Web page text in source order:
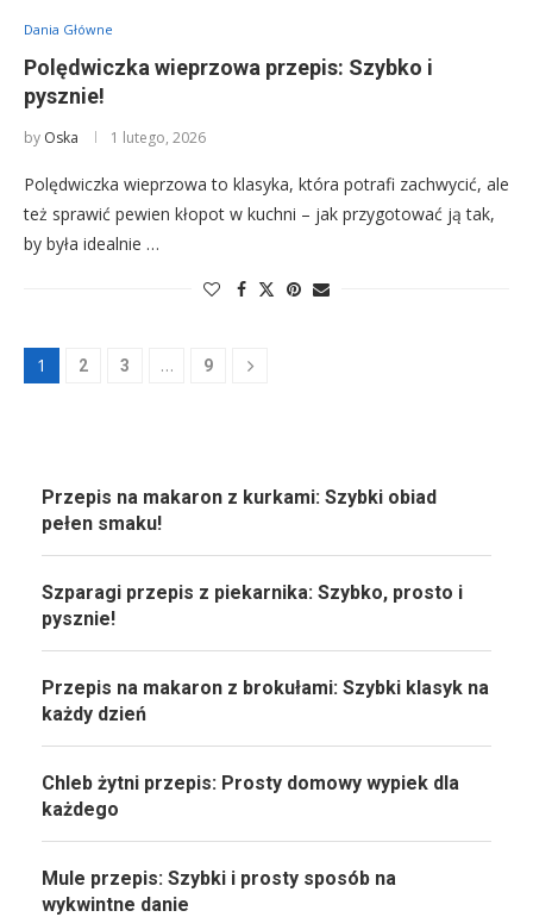
Dania Główne
Polędwiczka wieprzowa przepis: Szybko i
pysznie!
by Oska 1 lutego, 2026
Polędwiczka wieprzowa to klasyka, która potrafi zachwycić, ale
też sprawić pewien kłopot w kuchni – jak przygotować ją tak,
by była idealnie …
1 2 3 … 9
Przepis na makaron z kurkami: Szybki obiad
pełen smaku!
Szparagi przepis z piekarnika: Szybko, prosto i
pysznie!
Przepis na makaron z brokułami: Szybki klasyk na
każdy dzień
Chleb żytni przepis: Prosty domowy wypiek dla
każdego
Mule przepis: Szybki i prosty sposób na
wykwintne danie